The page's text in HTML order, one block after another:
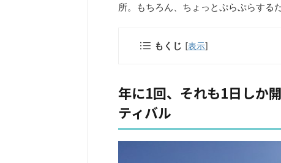
所。もちろん、ちょっとぷらぷらする
もくじ [表示]
年に1回、それも1日しか
ティバル